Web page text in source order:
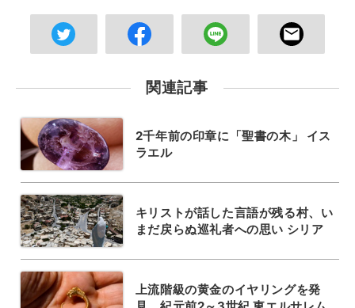
関連記事
2千年前の印章に「聖書の木」 イス
ラエル
キリストが話した言語が残る村、い
まだ戻らぬ巡礼者への思い シリア
上流階級の黄金のイヤリングを発